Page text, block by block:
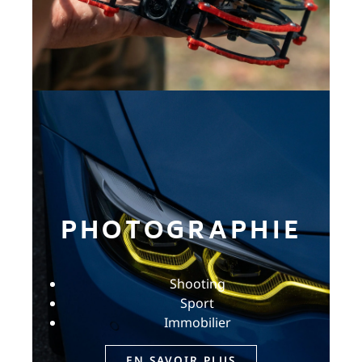
sommes déterminés à donner vie à
votre vision avec créativité
et professionnalisme.
PHOTOGRAPHIE
Shooting
Sport
Immobilier
Nos services
de photographe
Que vous recherchiez des portraits
saisissants, des photos de mariage
émouvantes, des images de produits